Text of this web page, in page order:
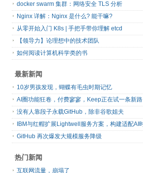
docker swarm 集群：网络安全 TLS 分析
Nginx 详解：Nginx 是什么? 能干嘛?
从零开始入门 K8s | 手把手带你理解 etcd
【领导力】论理想中的技术团队
如何阅读计算机科学类的书
最新新闻
10岁男孩发现，蝴蝶有毛虫时期记忆
AI圈功能狂卷，付费寥寥，Keep正在试一条新路
没有人靠段子永载GitHub，除非谷歌姐夫
GitHub 再次爆发大规模服务降级
热门新闻
互联网流量，崩塌了